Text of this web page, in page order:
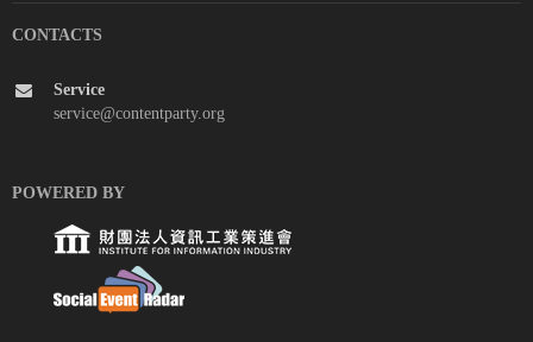
CONTACTS
Service
service@contentparty.org
POWERED BY